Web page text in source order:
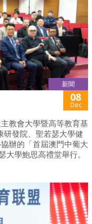
新聞
08
Dec
教會大學暨高等教育基
發院、聖若瑟大學健
辦的「首屆澳門中葡大
學鮑思高禮堂舉行。